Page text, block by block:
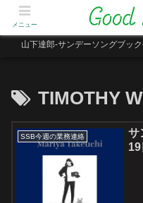
山下達郎-サンデーソングブッ
TIMOTHY
SSB今週の業務連絡
サ
メニュー